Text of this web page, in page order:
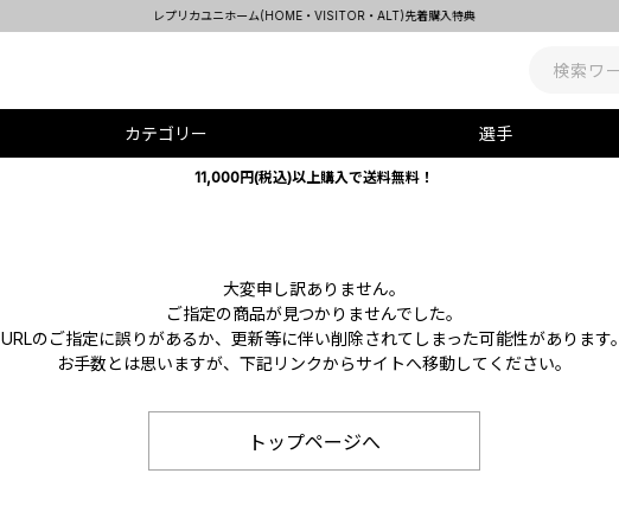
レプリカユニホーム(HOME・VISITOR・ALT)先着購入特典
カテゴリー 選手
11,000円(税込)以上購入で送料無料！
大変申し訳ありません。
ご指定の商品が見つかりませんでした。
URLのご指定に誤りがあるか、更新等に伴い削除されてしまった可能性があります。
お手数とは思いますが、下記リンクからサイトへ移動してください。
トップページへ